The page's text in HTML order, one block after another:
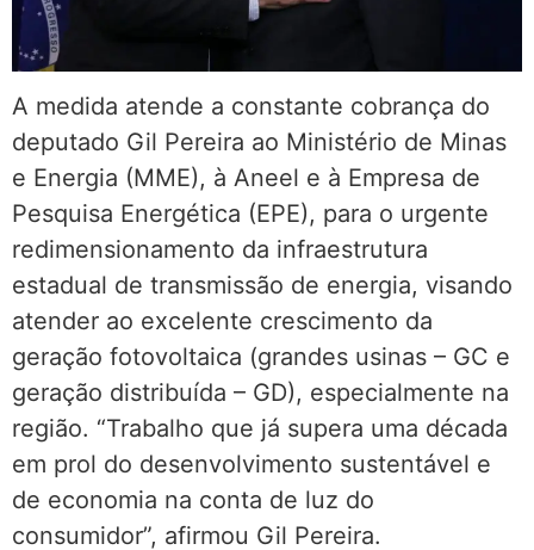
A medida atende a constante cobrança do
deputado Gil Pereira ao Ministério de Minas
e Energia (MME), à Aneel e à Empresa de
Pesquisa Energética (EPE), para o urgente
redimensionamento da infraestrutura
estadual de transmissão de energia, visando
atender ao excelente crescimento da
geração fotovoltaica (grandes usinas – GC e
geração distribuída – GD), especialmente na
região. “Trabalho que já supera uma década
em prol do desenvolvimento sustentável e
de economia na conta de luz do
consumidor”, afirmou Gil Pereira.